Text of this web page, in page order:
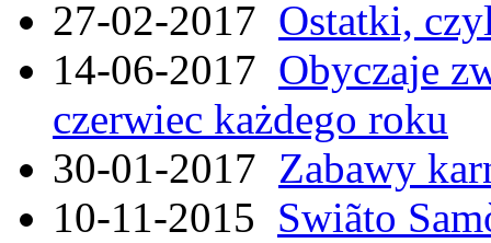
27-02-2017 Ostatki,
14-06-2017 Obyczaje
czerwiec każdego roku
30-01-2017 Zabawy
10-11-2015 Swiãto